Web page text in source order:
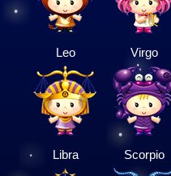
Leo Virgo
Libra Scorpio